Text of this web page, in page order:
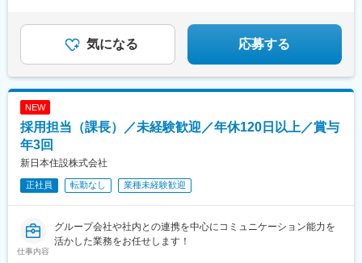
気になる 応募する
NEW
採用担当（課長）／未経験歓迎／年休120日以上／賞与
年3回
新日本住設株式会社
正社員 転勤なし 業種未経験歓迎
仕事内容
グループ会社や社内との連携を中心にコミュニケーション能力を
活かした業務をお任せします！